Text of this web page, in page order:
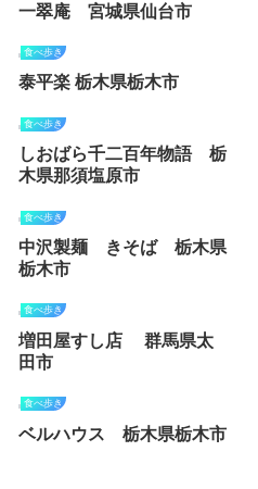
一翠庵 宮城県仙台市
食べ歩き
泰平楽 栃木県栃木市
食べ歩き
しおばら千二百年物語 栃
木県那須塩原市
食べ歩き
中沢製麺 きそば 栃木県
栃木市
食べ歩き
増田屋すし店 群馬県太
田市
食べ歩き
ベルハウス 栃木県栃木市